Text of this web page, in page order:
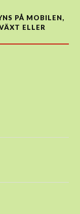
PÅ MOBILEN,
ELLER